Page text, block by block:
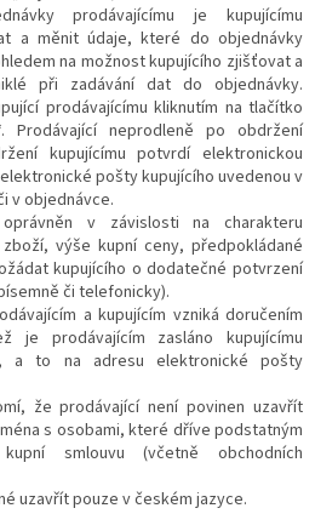
prodávajícímu je kupujícímu
a měnit údaje, které do objednávky
na možnost kupujícího zjišťovat a
při zadávání dat do objednávky.
prodávajícímu kliknutím na tlačítko
Prodávající neprodleně po obdržení
kupujícímu potvrdí elektronickou
pošty kupujícího uvedenou v
v objednávce.
v závislosti na charakteru
výše kupní ceny, předpokládané
kupujícího o dodatečné potvrzení
či telefonicky).
a kupujícím vzniká doručením
je prodávajícím zasláno kupujícímu
a to na adresu elektronické pošty
že prodávající není povinen uzavřít
s osobami, které dříve podstatným
smlouvu (včetně obchodních
uzavřít pouze v českém jazyce.